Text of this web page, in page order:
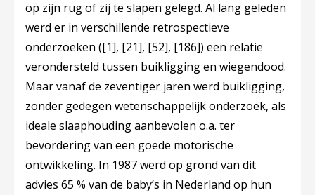
op zijn rug of zij te slapen gelegd. Al lang geleden
werd er in verschillende retrospectieve
onderzoeken ([1], [21], [52], [186]) een relatie
verondersteld tussen buikligging en wiegendood.
Maar vanaf de zeventiger jaren werd buikligging,
zonder gedegen wetenschappelijk onderzoek, als
ideale slaaphouding aanbevolen o.a. ter
bevordering van een goede motorische
ontwikkeling. In 1987 werd op grond van dit
advies 65 % van de baby’s in Nederland op hun